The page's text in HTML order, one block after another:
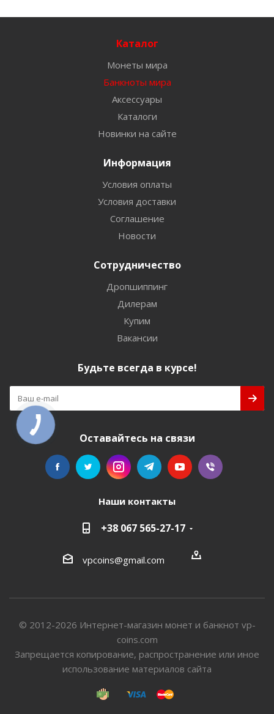
Каталог
Монеты мира
Банкноты мира
Аксессуары
Каталоги
Новинки на сайте
Информация
Условия оплаты
Условия доставки
Соглашение
Новости
Сотрудничество
Дропшиппинг
Дилерам
Купим
Вакансии
Будьте всегда в курсе!
Оставайтесь на связи
Наши контакты
+38 067 565-27-17
vpcoins@gmail.com
© 2012-2026 Интернет-магазин монет и банкнот vp-
coins.com
Запрещается копирование, распространение или иное
использование материалов сайта